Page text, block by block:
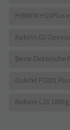
HIBREW H10Plus
Kukirin G2
Beste Elektrische
Oukitel P2001
Robore L20